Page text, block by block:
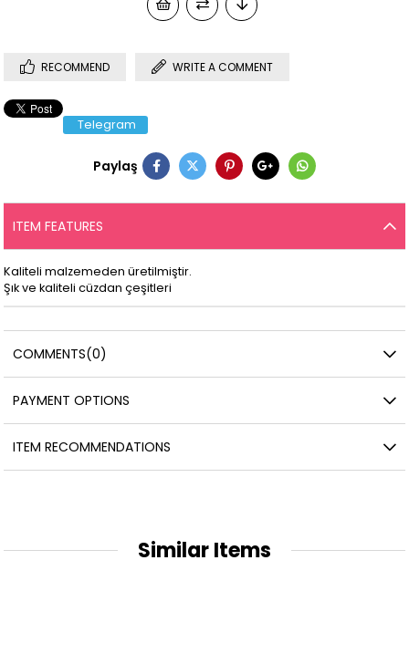
RECOMMEND WRITE A COMMENT
Telegram
Paylaş
ITEM FEATURES
Kaliteli malzemeden üretilmiştir.
Şık ve kaliteli cüzdan çeşitleri
COMMENTS(0)
PAYMENT OPTIONS
ITEM RECOMMENDATIONS
Similar Items